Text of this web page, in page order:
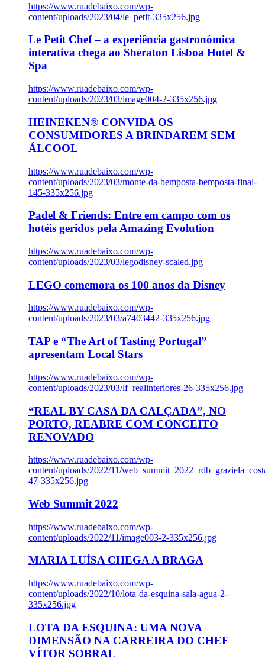
https://www.ruadebaixo.com/wp-
content/uploads/2023/04/le_petit-335x256.jpg
Le Petit Chef – a experiência gastronómica
interativa chega ao Sheraton Lisboa Hotel &
Spa
https://www.ruadebaixo.com/wp-
content/uploads/2023/03/image004-2-335x256.jpg
HEINEKEN® CONVIDA OS
CONSUMIDORES A BRINDAREM SEM
ÁLCOOL
https://www.ruadebaixo.com/wp-
content/uploads/2023/03/monte-da-bemposta-bemposta-final-
145-335x256.jpg
Padel & Friends: Entre em campo com os
hotéis geridos pela Amazing Evolution
https://www.ruadebaixo.com/wp-
content/uploads/2023/03/legodisney-scaled.jpg
LEGO comemora os 100 anos da Disney
https://www.ruadebaixo.com/wp-
content/uploads/2023/03/a7403442-335x256.jpg
TAP e “The Art of Tasting Portugal”
apresentam Local Stars
https://www.ruadebaixo.com/wp-
content/uploads/2023/03/lf_realinteriores-26-335x256.jpg
“REAL BY CASA DA CALÇADA”, NO
PORTO, REABRE COM CONCEITO
RENOVADO
https://www.ruadebaixo.com/wp-
content/uploads/2022/11/
47-335x256.jpg
Web Summit 2022
https://www.ruadebaixo.com/wp-
content/uploads/2022/11/image003-2-335x256.jpg
MARIA LUÍSA CHEGA A BRAGA
https://www.ruadebaixo.com/wp-
content/uploads/2022/10/lota-da-esquina-sala-agua-2-
335x256.jpg
LOTA DA ESQUINA: UMA NOVA
DIMENSÃO NA CARREIRA DO CHEF
VÍTOR SOBRAL